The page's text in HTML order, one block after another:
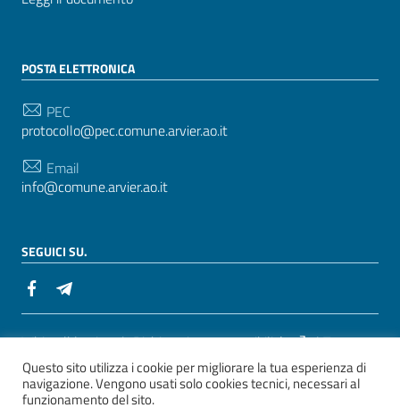
POSTA ELETTRONICA
PEC
protocollo@pec.comune.arvier.ao.it
Email
info@comune.arvier.ao.it
SEGUICI SU.
Sezione Link Utili
Whistelblowing | Dichiarazione accessibilità
| Tema
grafico ItaliaWP2 | Basato sul Prototipo per siti PA di
AgID
Questo sito utilizza i cookie per migliorare la tua esperienza di
navigazione. Vengono usati solo cookies tecnici, necessari al
funzionamento del sito.